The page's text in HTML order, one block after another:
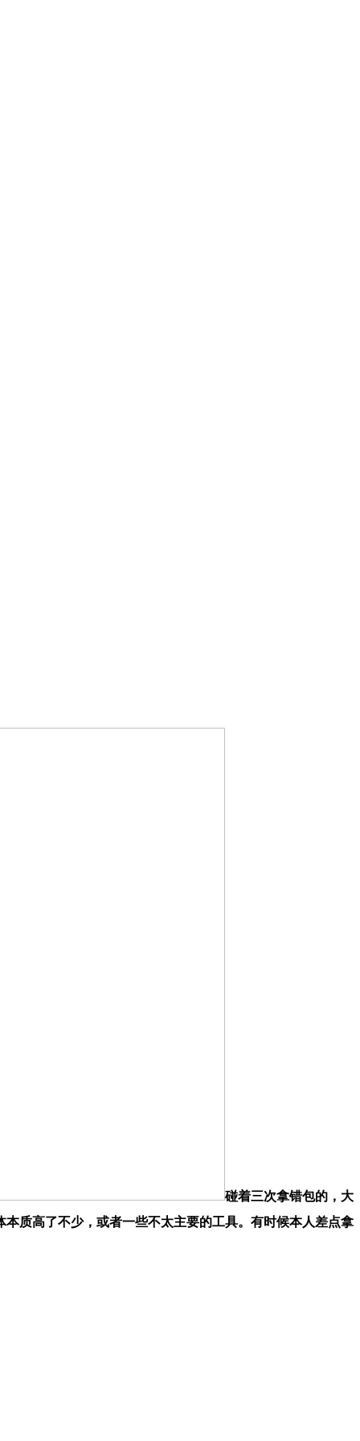
碰着三次拿错包的，大
质高了不少，或者一些不太主要的工具。有时候本人差点拿